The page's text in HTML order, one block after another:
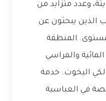
وعدد متزايد من
الذين يبحثون عن
المنطقة
والمراسي
اليخوت. خدمة
في العباسية